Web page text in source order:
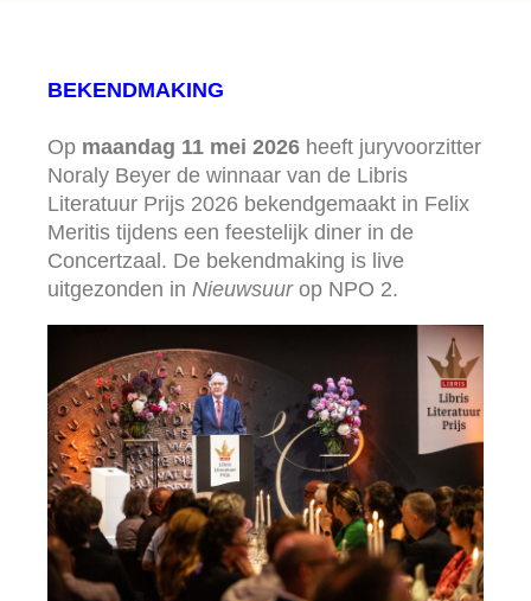
BEKENDMAKING
Op maandag 11 mei 2026 heeft juryvoorzitter
Noraly Beyer de winnaar van de Libris
Literatuur Prijs 2026 bekendgemaakt in Felix
Meritis tijdens een feestelijk diner in de
Concertzaal. De bekendmaking is live
uitgezonden in Nieuwsuur op NPO 2.